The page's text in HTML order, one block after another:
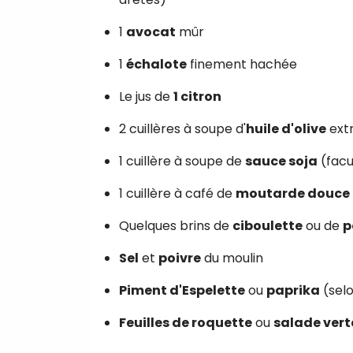
1 avocat mûr
1 échalote finement hachée
Le jus de1 citron
2 cuillères à soupe d'huile d'olive
1 cuillère à soupe desauce soja
1 cuillère à café de moutarde douce
Quelques brins de cibouletteou de
Sel et poivredu moulin
Piment d'Espeletteou paprika
Feuilles de roquetteousalade